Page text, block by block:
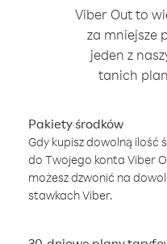
Viber Out to
za mniejsze
jeden z
tanich
Pakiety środków
Gdy kupisz dowolną ilość
do Twojego konta Viber
możesz dzwonić na
stawkach Viber.